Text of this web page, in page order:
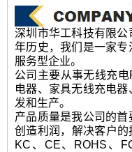
深圳市华工科技有限
年历史，我们是一家
服务型企业。
公司主要从事无线充
电器、家具无线充电
发和生产。
产品质量是我公司的
创造利润，解决客户的
KC、CE、ROHS、